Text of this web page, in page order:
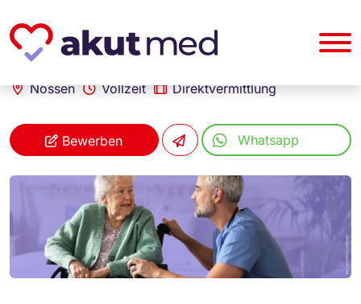
akut... Medizinische Personallogistik GmbH
Praxisanleiter (m/w/d)
Nossen Vollzeit Direktvermittlung
Bewerben Whatsapp